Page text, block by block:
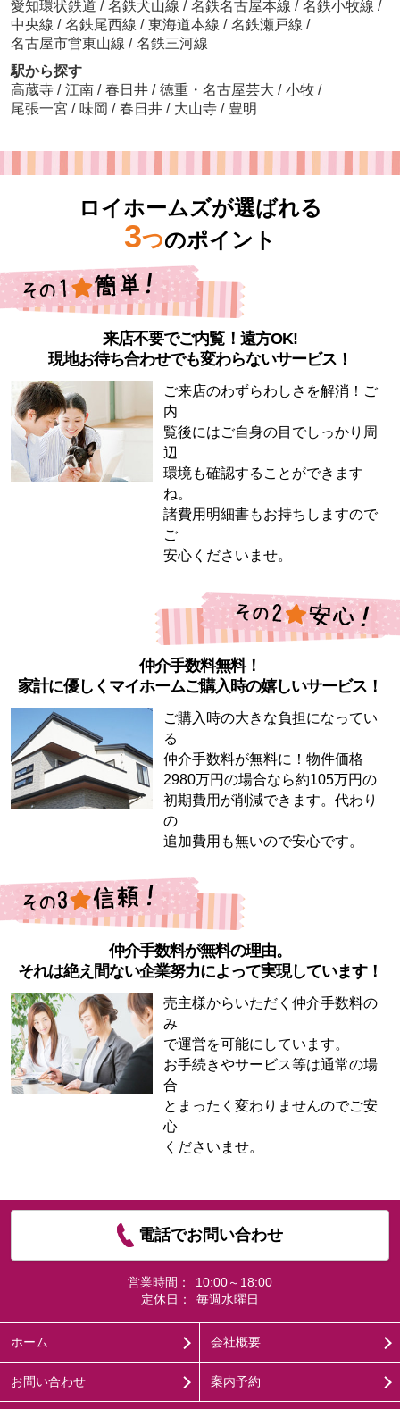
愛知環状鉄道 / 名鉄犬山線 / 名鉄名古屋本線 / 名鉄小牧線 /
中央線 / 名鉄尾西線 / 東海道本線 / 名鉄瀬戸線 /
名古屋市営東山線 / 名鉄三河線
駅から探す
高蔵寺 / 江南 / 春日井 / 徳重・名古屋芸大 / 小牧 /
尾張一宮 / 味岡 / 春日井 / 大山寺 / 豊明
ロイホームズが選ばれる
3つのポイント
来店不要でご内覧！遠方OK!
現地お待ち合わせでも変わらないサービス！
ご来店のわずらわしさを解消！ご
内
覧後にはご自身の目でしっかり周
辺
環境も確認することができます
ね。
諸費用明細書もお持ちしますので
ご
安心くださいませ。
仲介手数料無料！
家計に優しくマイホームご購入時の嬉しいサービス！
ご購入時の大きな負担になってい
る
仲介手数料が無料に！物件価格
2980万円の場合なら約105万円の
初期費用が削減できます。代わり
の
追加費用も無いので安心です。
仲介手数料が無料の理由。
それは絶え間ない企業努力によって実現しています！
売主様からいただく仲介手数料の
み
で運営を可能にしています。
お手続きやサービス等は通常の場
合
とまったく変わりませんのでご安
心
くださいませ。
電話でお問い合わせ
営業時間：
10:00～18:00
定休日：
毎週水曜日
ホーム 会社概要
お問い合わせ 案内予約